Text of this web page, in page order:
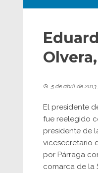
5 de abril de 2013
El presidente
fue reelegido
presidente de
vicesecretario
por Párraga
comarca de la